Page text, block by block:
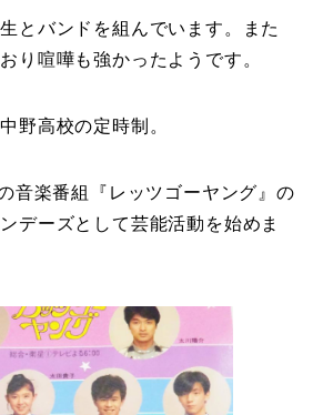
とバンドを組んでいます。また
り喧嘩も強かったようです。
野高校の定時制。
音楽番組『レッツゴーヤング』の
デーズとして芸能活動を始めま